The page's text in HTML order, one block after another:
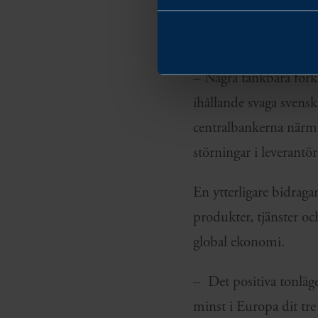
för förväntad
index för lönsamhet
– Några tänkbara
ihållande svaga
centralbankerna
störningar i
En ytterligare
produkter, tjänster
global ekonomi.
– Det positiva
minst i Europa dit tre